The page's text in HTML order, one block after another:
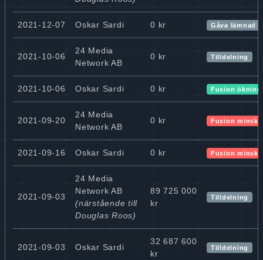
2021-12-07 Oskar Sardi 0 kr Gåva lämnad
2021-10-06
24 Media
Network AB
0 kr Tilldelning
2021-10-06 Oskar Sardi 0 kr Fusion ökning
2021-09-20
24 Media
Network AB
0 kr Fusion
2021-09-16 Oskar Sardi 0 kr Fusion
2021-09-03
24 Media
Network AB
(närstående till
Douglas Roos)
89 725 000
kr
Tilldelning
2021-09-03 Oskar Sardi
32 687 600
kr
Tilldelning